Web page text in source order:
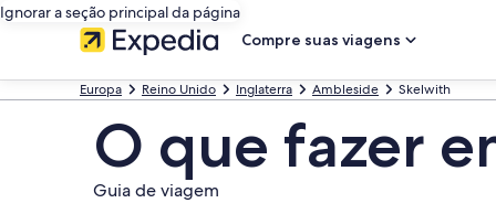
Ignorar a seção principal da página
Compre suas viagens
Europa Reino Unido Inglaterra Ambleside Skelwith
O que fazer
Guia de viagem